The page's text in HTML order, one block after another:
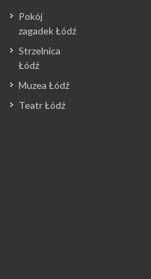
Pokój
zagadek Łódź
Strzelnica
Łódź
Muzea Łódź
Teatr Łódź